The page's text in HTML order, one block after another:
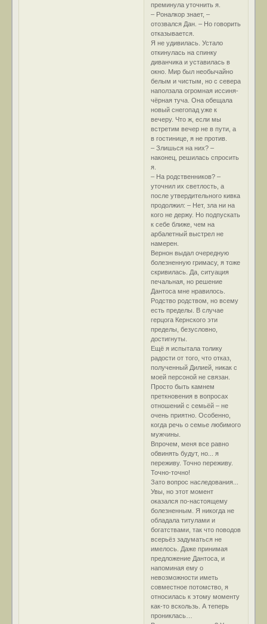
преминула уточнить я.
– Роналкор знает, –
отозвался Дан. – Но говорить
отказывается.
Я не удивилась. Устало
откинулась на спинку
диванчика и уставилась в
окно. Мир был необычайно
белым и чистым, но с севера
наползала огромная иссиня-
чёрная туча. Она обещала
новый снегопад уже к
вечеру. Что ж, если мы
встретим вечер не в пути, а
в гостинице, я не против.
– Злишься на них? –
наконец, решилась спросить
я.
– На родственников? –
уточнил их светлость, а
после утвердительного кивка
продолжил: – Нет, зла ни на
кого не держу. Но подпускать
к себе ближе, чем на
арбалетный выстрел не
намерен.
Вернон выдал очередную
болезненную гримасу, я тоже
скривилась. Да, ситуация
печальная, но решение
Дантоса мне нравилось.
Родство родством, но всему
есть пределы. В случае
герцога Кернского эти
пределы, безусловно,
достигнуты.
Ещё я испытала толику
радости от того, что отказ,
полученный Дилией, никак с
моей персоной не связан.
Просто быть камнем
преткновения в вопросах
отношений с семьёй – не
очень приятно. Особенно,
когда речь о семье любимого
мужчины.
Впрочем, меня все равно
обвинять будут, но... я
переживу. Точно переживу.
Точно-точно!
Зато вопрос наследования...
Увы, но этот момент
оказался по-настоящему
болезненным. Я никогда не
обладала титулами и
богатствами, так что поводов
всерьёз задуматься не
имелось. Даже принимая
предложение Дантоса, и
напоминая ему о
невозможности иметь
совместное потомство, я
относилась к этому моменту
как-то вскользь. А теперь
прониклась…